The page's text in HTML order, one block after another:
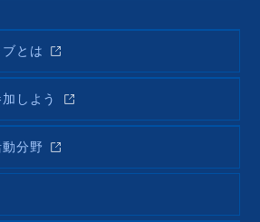
とは
しよう
分野